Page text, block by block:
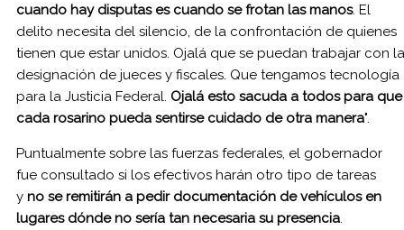
cuando hay disputas es cuando se frotan las manos. El
delito necesita del silencio, de la confrontación de quienes
tienen que estar unidos. Ojalá que se puedan trabajar con la
designación de jueces y fiscales. Que tengamos tecnología
para la Justicia Federal. Ojalá esto sacuda a todos para que
cada rosarino pueda sentirse cuidado de otra manera".
Puntualmente sobre las fuerzas federales, el gobernador
fue consultado si los efectivos harán otro tipo de tareas
y no se remitirán a pedir documentación de vehículos en
lugares dónde no sería tan necesaria su presencia.